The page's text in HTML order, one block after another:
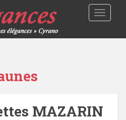
MAZARIN